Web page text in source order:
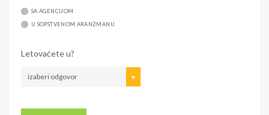
SA AGENCIJOM
U SOPSTVENOM ARANŽMANU
Letovaćete u?
izaberi odgovor